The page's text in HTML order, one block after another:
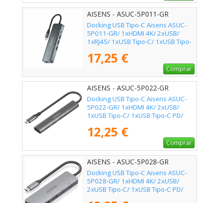
AISENS - ASUC-5P011-GR
Docking USB Tipo-C Aisens ASUC-
5P011-GR/ 1xHDMI 4K/ 2xUSB/
1xRJ45/ 1xUSB Tipo-C/ 1xUSB Tipo-
17,25 €
Comprar
AISENS - ASUC-5P022-GR
Docking USB Tipo-C Aisens ASUC-
5P022-GR/ 1xHDMI 4K/ 2xUSB/
1xUSB Tipo-C/ 1xUSB Tipo-C PD/
12,25 €
Comprar
AISENS - ASUC-5P028-GR
Docking USB Tipo-C Aisens ASUC-
5P028-GR/ 1xHDMI 4K/ 2xUSB/
2xUSB Tipo-C/ 1xUSB Tipo-C PD/